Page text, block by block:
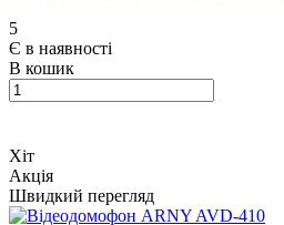
5
Є в наявності
В кошик
Хіт
Акція
Швидкий перегляд